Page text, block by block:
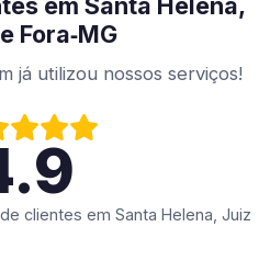
Fora‑MG
já utilizou nossos serviços!
de clientes em Santa Helena, Juiz